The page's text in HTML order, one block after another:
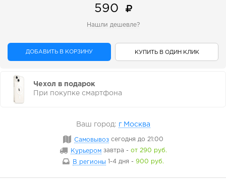
590
Нашли дешевле?
ДОБАВИТЬ В КОРЗИНУ КУПИТЬ В ОДИН КЛИК
Чехол в подарок
При покупке смартфона
Ваш город: г Москва
Самовывоз сегодня до 21:00
Курьером завтра - от 290 руб.
В регионы
1-4 дня - 900 руб.